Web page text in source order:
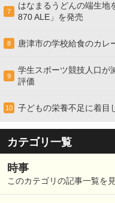
7
はなまるうどんの端生地
870 ALE」を発売
8 唐津市の学校給食のカレ
9
学生スポーツ競技人口が
評価
10 子どもの栄養不足に着目
カテゴリ一覧
時事
このカテゴリの記事一覧を